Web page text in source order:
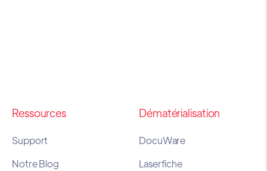
Ressources
Support
Notre Blog
Dématérialisation
DocuWare
Laserfiche